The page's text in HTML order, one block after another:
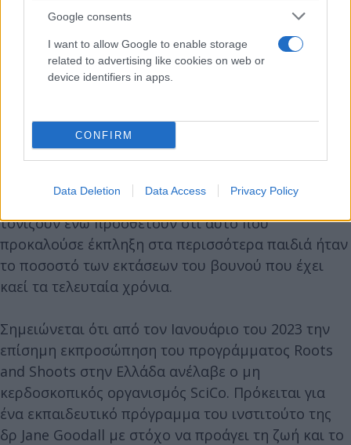
Google consents
I want to allow Google to enable storage
related to advertising like cookies on web or
device identifiers in apps.
CONFIRM
Data Deletion Data Access Privacy Policy
ενημέρωσης γι αυτή την τόσο μεγάλη καταστροφή
που έγινε», εξηγεί η κ. Φουσφούκα στο ΑΠΕ-ΜΠΕ.
Όπως αναφέρουν τα μέλη της ομάδας έχουν έρθει
έχουν παρουσιάσει την εκστρατεία τους σε
«Ήρθαμε σε επαφή με μαθητές - εκπαιδευτικούς
και είδαμε ότι έχει πολύ μεγάλη απήχηση»,
τονίζουν ενώ προσθέτουν ότι αυτό που
προκαλούσε έκπληξη στα περισσότερα παιδιά ήταν
το ποσοστό των εκτάσεων του βουνού που έχει
καεί τα τελευταία χρόνια.
Σημειώνεται ότι από τον Ιανουάριο του 2023 την
επίσημη εκπροσώπηση του προγράμματος Roots
and Shoots στην Ελλάδα ανέλαβε ο μη
κερδοσκοπικός οργανισμός SciCo. Πρόκειται για
ένα εκπαιδευτικό πρόγραμμα του ινστιτούτο της
δρ Jane Goodall με στόχο να προάγει τη ζωή και το